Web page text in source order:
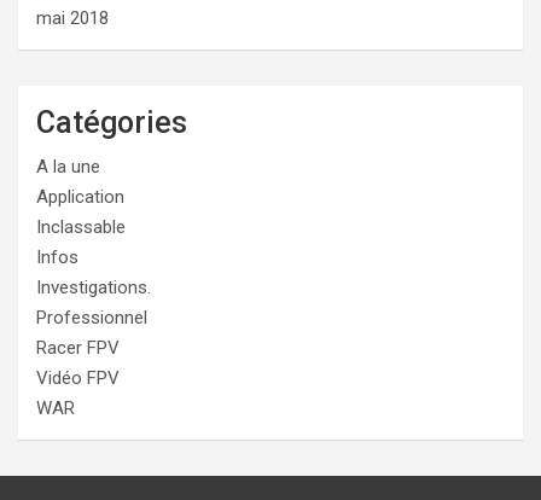
mai 2018
Catégories
A la une
Application
Inclassable
Infos
Investigations.
Professionnel
Racer FPV
Vidéo FPV
WAR